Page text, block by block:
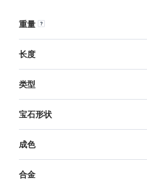
重量
长度
类型
宝石形状
成色
合金